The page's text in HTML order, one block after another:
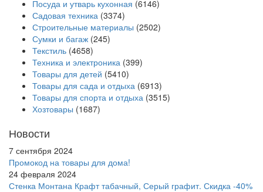
Посуда и утварь кухонная (6146)
Садовая техника (3374)
Строительные материалы (2502)
Сумки и багаж (245)
Текстиль (4658)
Техника и электроника (399)
Товары для детей (5410)
Товары для сада и отдыха (6913)
Товары для спорта и отдыха (3515)
Хозтовары (1687)
Новости
7 сентября 2024
Промокод на товары для дома!
24 февраля 2024
Стенка Монтана Крафт табачный, Серый графит. Скидка -40%